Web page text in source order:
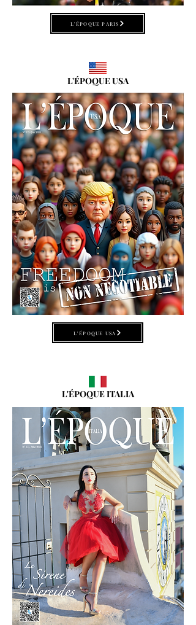
L'ÉPOQUE PARIS
L'ÉPOQUE USA
L'ÉPOQUE USA
L'ÉPOQUE ITALIA